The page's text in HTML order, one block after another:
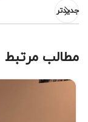
جدیدتر
مطالب مرتبط